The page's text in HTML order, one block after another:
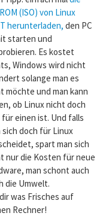
(ISO) von Linux
herunterladen, den PC
starten und
Es kostet
Windows wird nicht
solange man es
möchte und man kann
ob Linux nicht doch
für einen ist. Und falls
sich doch für Linux
spart man sich
nur die Kosten für neue
man schont auch
die Umwelt.
was Frisches auf
Rechner!